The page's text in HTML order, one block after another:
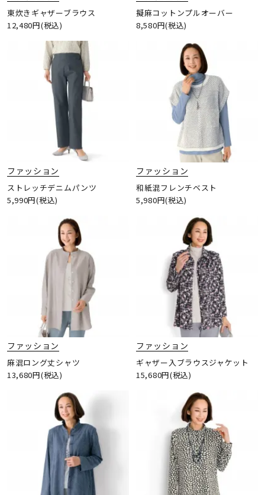
東炊きギャザーブラウス
12,480円(税込)
擬麻コットンプルオーバー
8,580円(税込)
ファッション
ストレッチデニムパンツ
5,990円(税込)
ファッション
和紙混フレンチベスト
5,980円(税込)
ファッション
麻混ロング丈シャツ
13,680円(税込)
ファッション
ギャザー入ブラウスジャケット
15,680円(税込)